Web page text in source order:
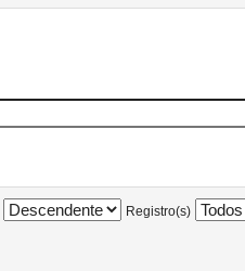
Registro(s)